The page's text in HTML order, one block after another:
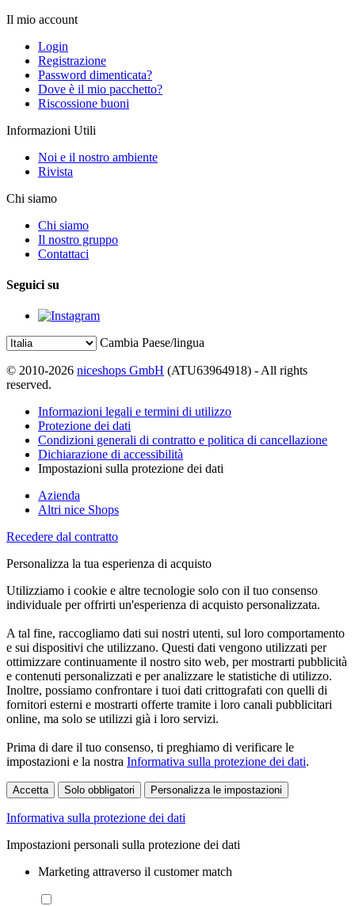
Il mio account
Login
Registrazione
Password dimenticata?
Dove è il mio pacchetto?
Riscossione buoni
Informazioni Utili
Noi e il nostro ambiente
Rivista
Chi siamo
Chi siamo
Il nostro gruppo
Contattaci
Seguici su
Cambia Paese/lingua
© 2010-2026 niceshops GmbH (ATU63964918) - All rights
reserved.
Informazioni legali e termini di utilizzo
Protezione dei dati
Condizioni generali di contratto e politica di cancellazione
Dichiarazione di accessibilità
Impostazioni sulla protezione dei dati
Azienda
Altri nice Shops
Recedere dal contratto
Personalizza la tua esperienza di acquisto
Utilizziamo i cookie e altre tecnologie solo con il tuo consenso
individuale per offrirti un'esperienza di acquisto personalizzata.
A tal fine, raccogliamo dati sui nostri utenti, sul loro comportamento
e sui dispositivi che utilizzano. Questi dati vengono utilizzati per
ottimizzare continuamente il nostro sito web, per mostrarti pubblicità
e contenuti personalizzati e per analizzare le statistiche di utilizzo.
Inoltre, possiamo confrontare i tuoi dati crittografati con quelli di
fornitori esterni e mostrarti offerte tramite i loro canali pubblicitari
online, ma solo se utilizzi già i loro servizi.
Prima di dare il tuo consenso, ti preghiamo di verificare le
impostazioni e la nostra Informativa sulla protezione dei dati.
Accetta Solo obbligatori Personalizza le impostazioni
Informativa sulla protezione dei dati
Impostazioni personali sulla protezione dei dati
Marketing attraverso il customer match